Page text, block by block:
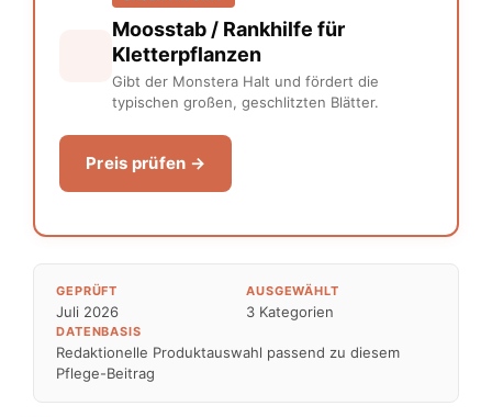
Moosstab / Rankhilfe für
Kletterpflanzen
Gibt der Monstera Halt und fördert die
typischen großen, geschlitzten Blätter.
Preis prüfen →
GEPRÜFT
Juli 2026
AUSGEWÄHLT
3 Kategorien
DATENBASIS
Redaktionelle Produktauswahl passend zu diesem
Pflege-Beitrag